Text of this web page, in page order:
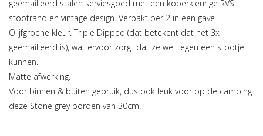
geëmailleerd stalen serviesgoed met een koperkleurige RVS
stootrand en vintage design. Verpakt per 2 in een gave
Olijfgroene kleur. Triple Dipped (dat betekent dat het 3x
geëmailleerd is), wat ervoor zorgt dat ze wel tegen een stootje
kunnen.
Matte afwerking.
Voor binnen & buiten gebruik, dus ook leuk voor op de camping
deze Stone grey borden van 30cm.